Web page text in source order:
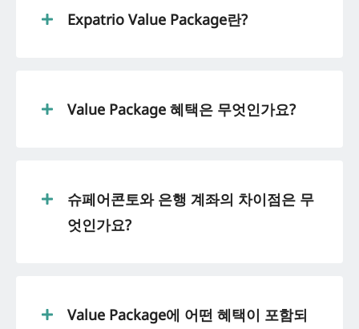
Expatrio Value Package란?
Value Package 혜택은 무엇인가요?
슈페어콘토와 은행 계좌의 차이점은 무
엇인가요?
Value Package에 어떤 혜택이 포함되